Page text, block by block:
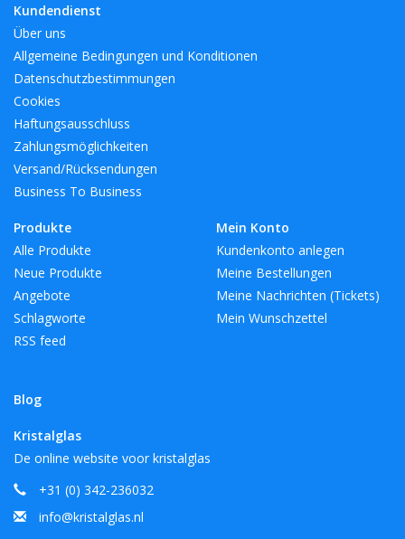
Kundendienst
Über uns
Allgemeine Bedingungen und Konditionen
Datenschutzbestimmungen
Cookies
Haftungsausschluss
Zahlungsmöglichkeiten
Versand/Rücksendungen
Business To Business
Produkte
Alle Produkte
Neue Produkte
Angebote
Schlagworte
RSS feed
Blog
Mein Konto
Kundenkonto anlegen
Meine Bestellungen
Meine Nachrichten (Tickets)
Mein Wunschzettel
Kristalglas
De online website voor kristalglas
+31 (0) 342-236032
info@kristalglas.nl